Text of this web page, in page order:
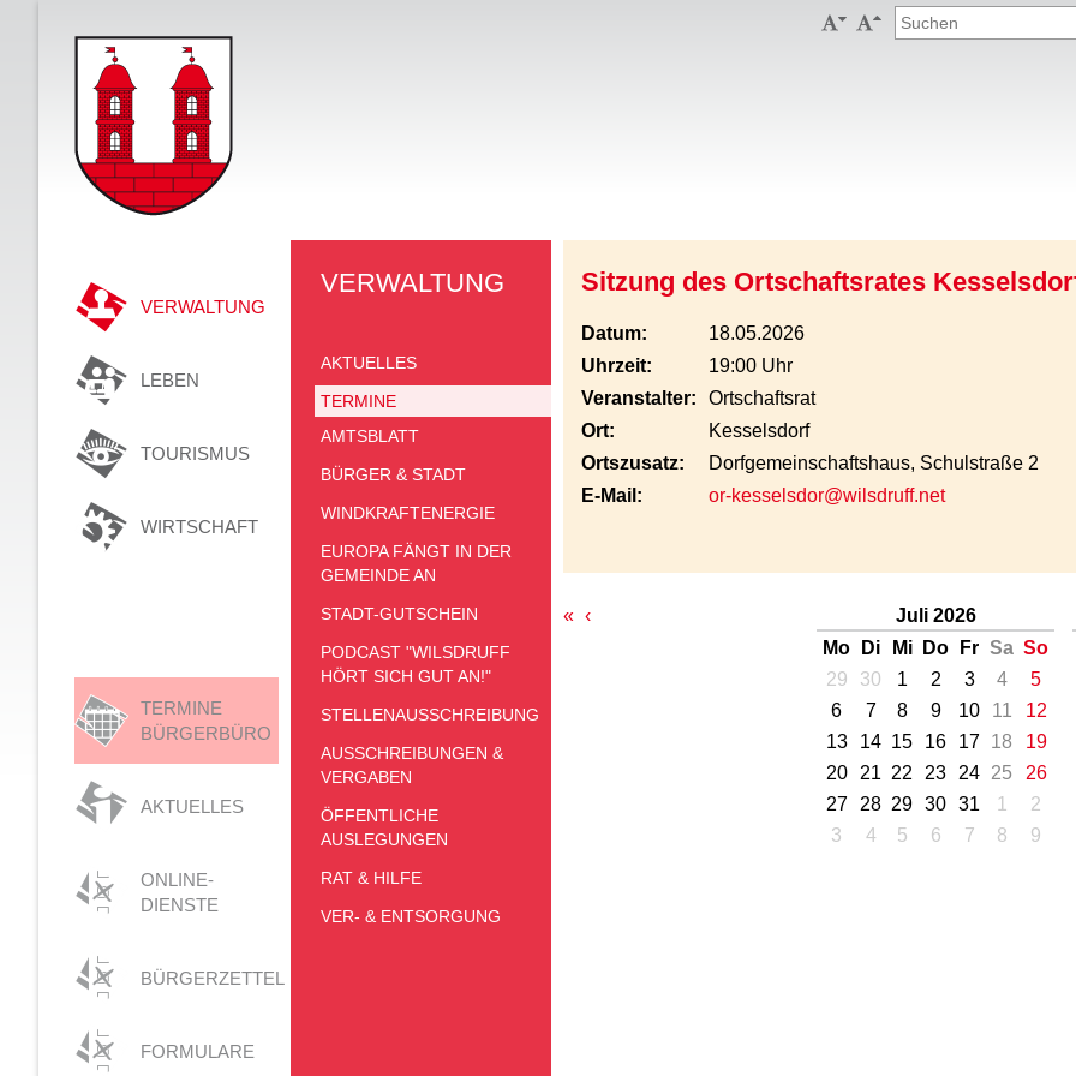
 
VERWALTUNG
LEBEN
TOURISMUS
WIRTSCHAFT
TERMINE
BÜRGERBÜRO
AKTUELLES
ONLINE-
DIENSTE
BÜRGERZETTEL
FORMULARE
VERWALTUNG
AKTUELLES
TERMINE
AMTSBLATT
BÜRGER & STADT
WINDKRAFTENERGIE
EUROPA FÄNGT IN DER
GEMEINDE AN
STADT-GUTSCHEIN
PODCAST "WILSDRUFF
HÖRT SICH GUT AN!"
STELLENAUSSCHREIBUNG
AUSSCHREIBUNGEN &
VERGABEN
ÖFFENTLICHE
AUSLEGUNGEN
RAT & HILFE
VER- & ENTSORGUNG
Sitzung des Ortschaftsrates
Datum:
18.05.2026
Uhrzeit:
19:00 Uhr
Veranstalter:
Ortschaftsrat
Ort:
Kesselsdorf
Ortszusatz:
Dorfgemeinschaftshaus, Schulstraße 2
E-Mail:
or-kesselsdor@wilsdruff.net
« ‹
Juli 2026
Mo
Di Mi Do Fr Sa So
29
30 1 2 3 4
5
6
7 8 9 10 11
12
13
14 15 16 17 18
19
20
21 22 23 24 25
26
27
28 29 30 31 1
2
3
4 5 6 7 8 9